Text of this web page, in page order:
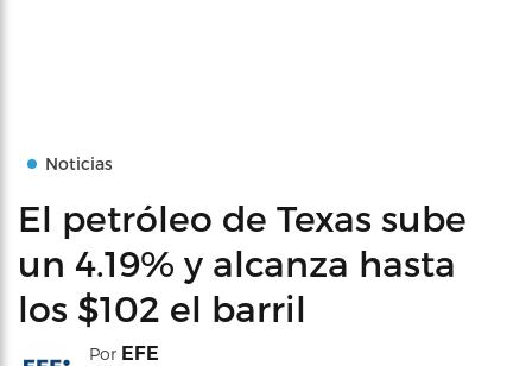
Noticias
El petróleo de Texas sube
un 4.19% y alcanza hasta
los $102 el barril
Por EFE